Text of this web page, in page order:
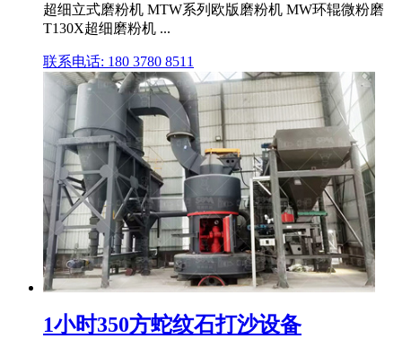
超细立式磨粉机 MTW系列欧版磨粉机 MW环辊微粉磨
T130X超细磨粉机 ...
联系电话: 180 3780 8511
1小时350方蛇纹石打沙设备